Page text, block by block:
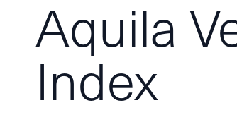
Aquila
Index